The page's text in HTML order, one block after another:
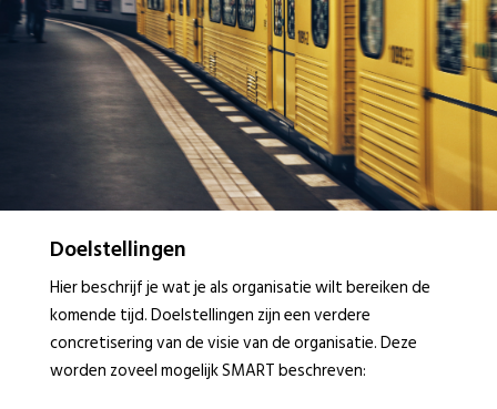
Doelstellingen
Hier beschrijf je wat je als organisatie wilt bereiken de
komende tijd. Doelstellingen zijn een verdere
concretisering van de visie van de organisatie. Deze
worden zoveel mogelijk SMART beschreven: